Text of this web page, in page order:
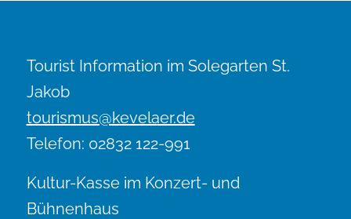
Tourist Information im Solegarten St.
Jakob
tourismus@kevelaer.de
Telefon: 02832 122-991
Kultur-Kasse im Konzert- und
Bühnenhaus